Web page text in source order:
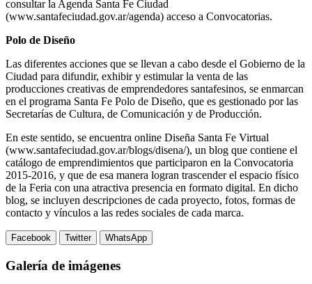
consultar la Agenda Santa Fe Ciudad
(www.santafeciudad.gov.ar/agenda) acceso a Convocatorias.
Polo de Diseño
Las diferentes acciones que se llevan a cabo desde el Gobierno de la
Ciudad para difundir, exhibir y estimular la venta de las
producciones creativas de emprendedores santafesinos, se enmarcan
en el programa Santa Fe Polo de Diseño, que es gestionado por las
Secretarías de Cultura, de Comunicación y de Producción.
En este sentido, se encuentra online Diseña Santa Fe Virtual
(www.santafeciudad.gov.ar/blogs/disena/), un blog que contiene el
catálogo de emprendimientos que participaron en la Convocatoria
2015-2016, y que de esa manera logran trascender el espacio físico
de la Feria con una atractiva presencia en formato digital. En dicho
blog, se incluyen descripciones de cada proyecto, fotos, formas de
contacto y vínculos a las redes sociales de cada marca.
Facebook Twitter WhatsApp
Galería de imágenes